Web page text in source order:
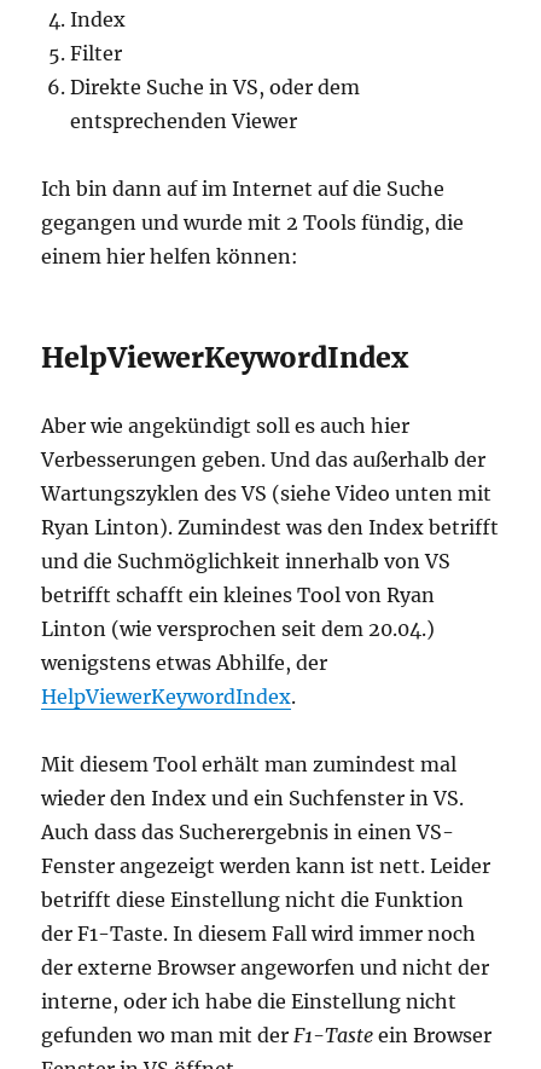
Index
Filter
Direkte Suche in VS, oder dem
entsprechenden Viewer
Ich bin dann auf im Internet auf die Suche
gegangen und wurde mit 2 Tools fündig, die
einem hier helfen können:
HelpViewerKeywordIndex
Aber wie angekündigt soll es auch hier
Verbesserungen geben. Und das außerhalb der
Wartungszyklen des VS (siehe Video unten mit
Ryan Linton). Zumindest was den Index betrifft
und die Suchmöglichkeit innerhalb von VS
betrifft schafft ein kleines Tool von Ryan
Linton (wie versprochen seit dem 20.04.)
wenigstens etwas Abhilfe, der
HelpViewerKeywordIndex.
Mit diesem Tool erhält man zumindest mal
wieder den Index und ein Suchfenster in VS.
Auch dass das Sucherergebnis in einen VS-
Fenster angezeigt werden kann ist nett. Leider
betrifft diese Einstellung nicht die Funktion
der F1-Taste. In diesem Fall wird immer noch
der externe Browser angeworfen und nicht der
interne, oder ich habe die Einstellung nicht
gefunden wo man mit derF1-Taste ein Browser